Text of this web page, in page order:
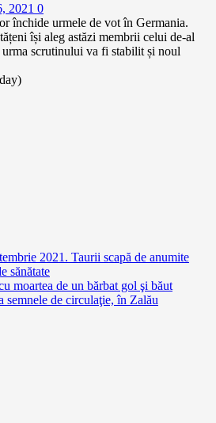
2021 0
închide urmele de vot în Germania.
își aleg astăzi membrii celui de-al
scrutinului va fi stabilit și noul
2021. Taurii scapă de anumite
sănătate
moartea de un bărbat gol şi băut
semnele de circulaţie, în Zalău